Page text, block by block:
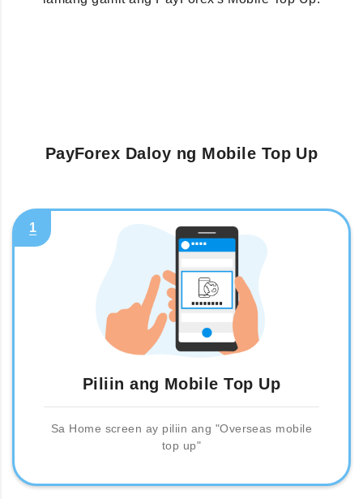
PayForex Daloy ng Mobile Top Up
1
Piliin ang Mobile Top Up
Sa Home screen ay piliin ang "Overseas mobile
top up"